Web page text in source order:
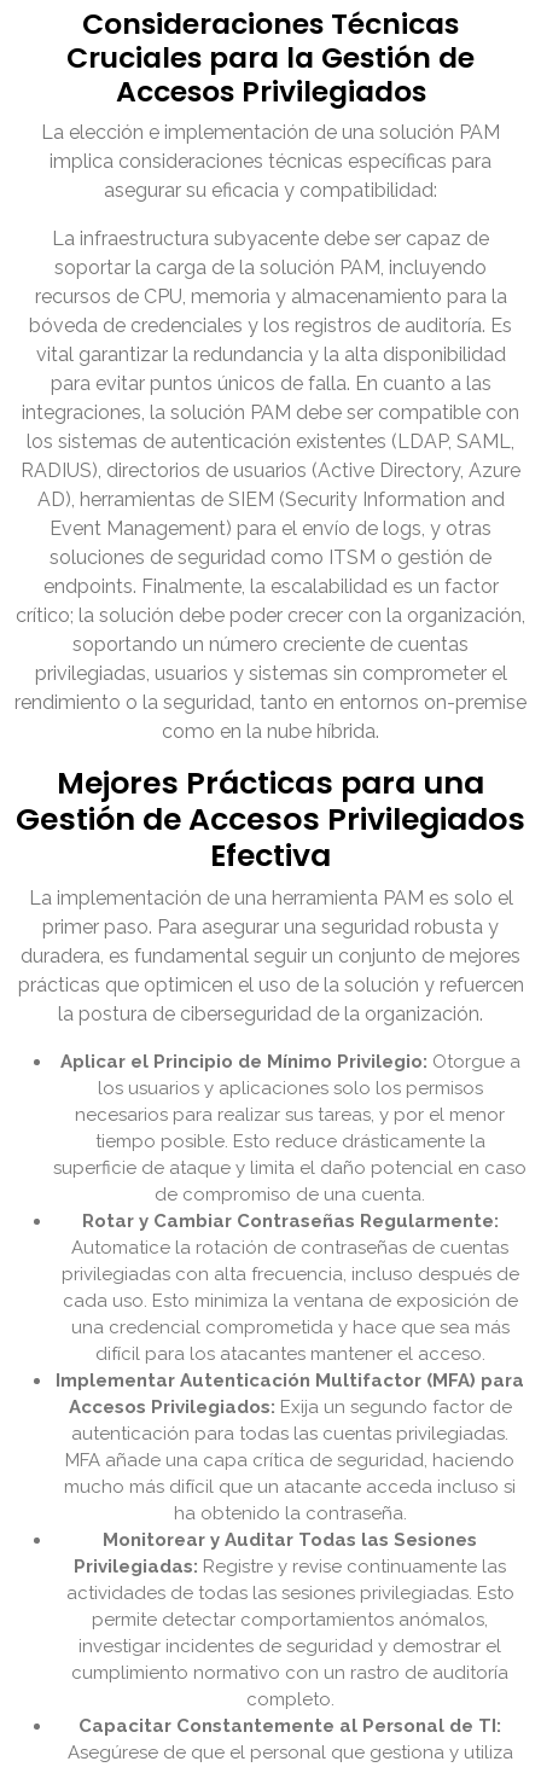
Consideraciones Técnicas
Cruciales para la Gestión de
Accesos Privilegiados
La elección e implementación de una solución PAM
implica consideraciones técnicas específicas para
asegurar su eficacia y compatibilidad:
La infraestructura subyacente debe ser capaz de
soportar la carga de la solución PAM, incluyendo
recursos de CPU, memoria y almacenamiento para la
bóveda de credenciales y los registros de auditoría. Es
vital garantizar la redundancia y la alta disponibilidad
para evitar puntos únicos de falla. En cuanto a las
integraciones, la solución PAM debe ser compatible con
los sistemas de autenticación existentes (LDAP, SAML,
RADIUS), directorios de usuarios (Active Directory, Azure
AD), herramientas de SIEM (Security Information and
Event Management) para el envío de logs, y otras
soluciones de seguridad como ITSM o gestión de
endpoints. Finalmente, la escalabilidad es un factor
crítico; la solución debe poder crecer con la organización,
soportando un número creciente de cuentas
privilegiadas, usuarios y sistemas sin comprometer el
rendimiento o la seguridad, tanto en entornos on-premise
como en la nube híbrida.
Mejores Prácticas para una
Gestión de Accesos Privilegiados
Efectiva
La implementación de una herramienta PAM es solo el
primer paso. Para asegurar una seguridad robusta y
duradera, es fundamental seguir un conjunto de mejores
prácticas que optimicen el uso de la solución y refuercen
la postura de ciberseguridad de la organización.
Aplicar el Principio de Mínimo Privilegio: Otorgue a
los usuarios y aplicaciones solo los permisos
necesarios para realizar sus tareas, y por el menor
tiempo posible. Esto reduce drásticamente la
superficie de ataque y limita el daño potencial en caso
de compromiso de una cuenta.
Rotar y Cambiar Contraseñas Regularmente:
Automatice la rotación de contraseñas de cuentas
privilegiadas con alta frecuencia, incluso después de
cada uso. Esto minimiza la ventana de exposición de
una credencial comprometida y hace que sea más
difícil para los atacantes mantener el acceso.
Implementar Autenticación Multifactor (MFA) para
Accesos Privilegiados: Exija un segundo factor de
autenticación para todas las cuentas privilegiadas.
MFA añade una capa crítica de seguridad, haciendo
mucho más difícil que un atacante acceda incluso si
ha obtenido la contraseña.
Monitorear y Auditar Todas las Sesiones
Privilegiadas: Registre y revise continuamente las
actividades de todas las sesiones privilegiadas. Esto
permite detectar comportamientos anómalos,
investigar incidentes de seguridad y demostrar el
cumplimiento normativo con un rastro de auditoría
completo.
Capacitar Constantemente al Personal de TI:
Asegúrese de que el personal que gestiona y utiliza